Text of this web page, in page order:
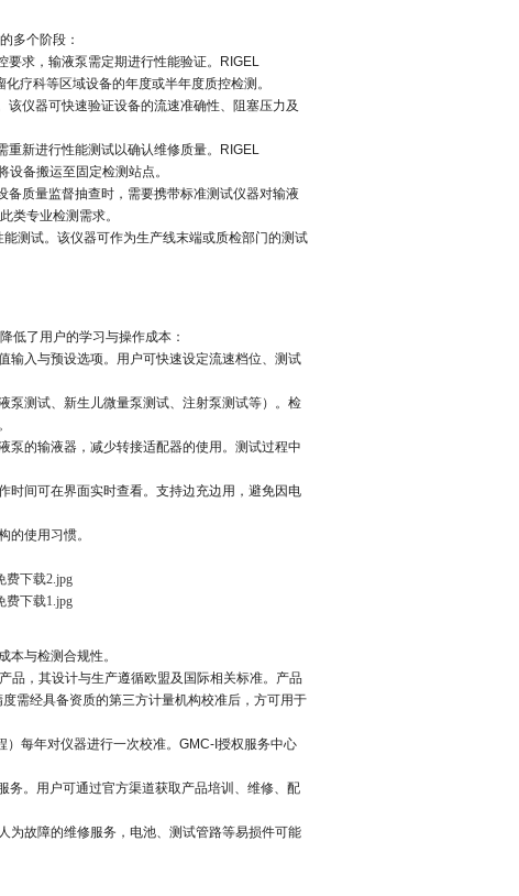
多个阶段：
求，输液泵需定期进行性能验证。
RIGEL
疗科等区域设备的年度或半年度质控检测。
仪器可快速验证设备的流速准确性、阻塞压力及
新进行性能测试以确认维修质量。
RIGEL
备搬运至固定检测站点。
备质量监督抽查时，需要携带标准测试仪器对输液
类专业检测需求。
测试。该仪器可作为生产线末端或质检部门的测试
低了用户的学习与操作成本：
输入与预设选项。用户可快速设定流速档位、测试
泵测试、新生儿微量泵测试、注射泵测试等）。检
泵的输液器，减少转接适配器的使用。测试过程中
时间可在界面实时查看。支持边充边用，避免因电
的使用习惯。
本与检测合规性。
品，其设计与生产遵循欧盟及国际相关标准。产品
需经具备资质的第三方计量机构校准后，方可用于
每年对仪器进行一次校准。GMC-I授权服务中心
务。用户可通过官方渠道获取产品培训、维修、配
为故障的维修服务，电池、测试管路等易损件可能